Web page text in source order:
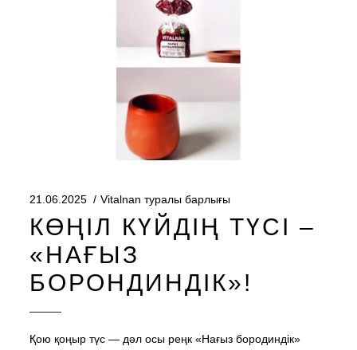
21.06.2025 Vitalnan туралы барлығы
КӨҢІЛ КҮЙДІҢ ТҮСІ –
«НАҒЫЗ
БОРОНДИНДІК»!
Қою қоңыр түс — дәл осы реңк «Нағыз бородиндік»